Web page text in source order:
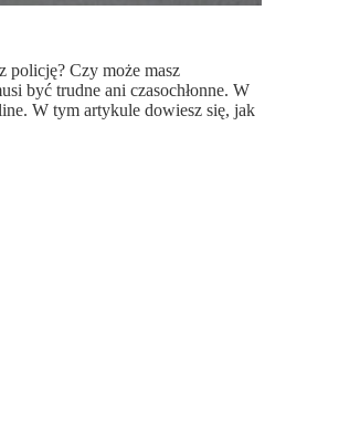
policję? Czy może masz
być trudne ani czasochłonne. W
W tym artykule dowiesz się, jak